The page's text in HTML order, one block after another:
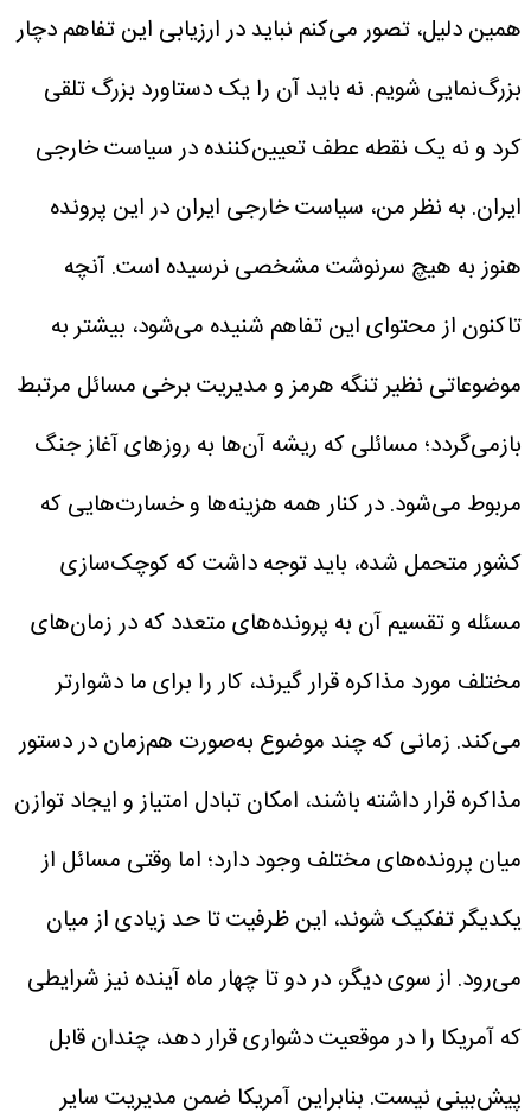
همین دلیل، تصور می‌کنم نباید در ارزیابی این تفاهم دچار
بزرگ‌نمایی شویم. نه باید آن را یک دستاورد بزرگ تلقی
کرد و نه یک نقطه عطف تعیین‌کننده در سیاست خارجی
ایران. به نظر من، سیاست خارجی ایران در این پرونده
هنوز به هیچ سرنوشت مشخصی نرسیده است. آنچه
تاکنون از محتوای این تفاهم شنیده می‌شود، بیشتر به
موضوعاتی نظیر تنگه هرمز و مدیریت برخی مسائل مرتبط
بازمی‌گردد؛ مسائلی که ریشه آن‌ها به روزهای آغاز جنگ
مربوط می‌شود. در کنار همه هزینه‌ها و خسارت‌هایی که
کشور متحمل شده، باید توجه داشت که کوچک‌سازی
مسئله و تقسیم آن به پرونده‌های متعدد که در زمان‌های
مختلف مورد مذاکره قرار گیرند، کار را برای ما دشوارتر
می‌کند. زمانی که چند موضوع به‌صورت هم‌زمان در دستور
مذاکره قرار داشته باشند، امکان تبادل امتیاز و ایجاد توازن
میان پرونده‌های مختلف وجود دارد؛ اما وقتی مسائل از
یکدیگر تفکیک شوند، این ظرفیت تا حد زیادی از میان
می‌رود. از سوی دیگر، در دو تا چهار ماه آینده نیز شرایطی
که آمریکا را در موقعیت دشواری قرار دهد، چندان قابل
پیش‌بینی نیست. بنابراین آمریکا ضمن مدیریت سایر